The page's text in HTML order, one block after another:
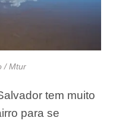
/ Mtur
tem muito
para se